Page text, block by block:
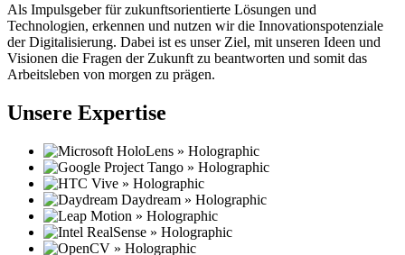
Als Impulsgeber für zukunftsorientierte Lösungen und
Technologien, erkennen und nutzen wir die Innovationspotenziale
der Digitalisierung. Dabei ist es unser Ziel, mit unseren Ideen und
Visionen die Fragen der Zukunft zu beantworten und somit das
Arbeitsleben von morgen zu prägen.
Unsere Expertise